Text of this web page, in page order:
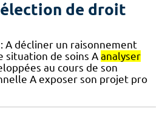
de droit
A décliner un raisonnement
situation de soins A analyser
au cours de son
A exposer son projet pro